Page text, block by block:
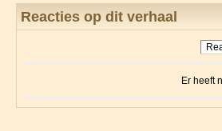
Reacties op dit verhaal
Er heeft